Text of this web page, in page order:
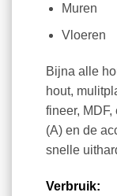
Muren
Vloeren
Bijna alle
hout,
fineer,
(A) en de
snelle
Verbruik: